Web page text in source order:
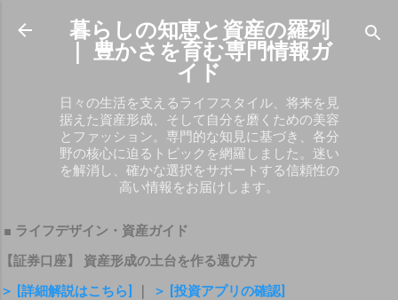
スキップしてメイン コンテンツに移動
暮らしの知恵と資産の羅列
｜ 豊かさを育む専門情報ガ
イド
日々の生活を支えるライフスタイル、将来を見
据えた資産形成、そして自分を磨くための美容
とファッション。専門的な知見に基づき、各分
野の核心に迫るトピックを網羅しました。迷い
を解消し、確かな選択をサポートする信頼性の
高い情報をお届けします。
■ ライフデザイン・資産ガイド
【証券口座】 資産形成の土台を作る選び方
＞ [詳細解説はこちら]
＞ [投資アプリの確認]